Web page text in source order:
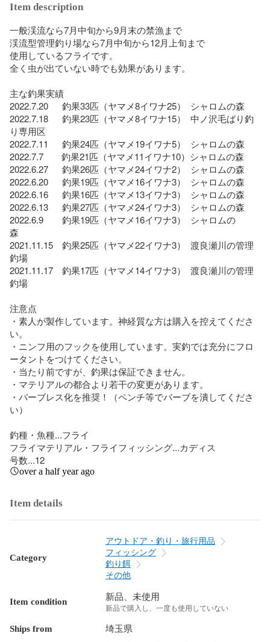
Item description
一般渓流なら7月中旬から9月末の禁漁まで
渓流型管理釣り場なら7月中旬から12月上旬まで
使用しているフライです。
全く虫が出ていない時でも効果があります。
主な釣果実績
2022.7.20　  釣果33匹（ヤマメ8イワナ25）  シャロムの森
2022.7.18　  釣果23匹（ヤマメ8イワナ15）  中ノ沢毛ばり釣
り専用区
2022.7.11 　 釣果24匹（ヤマメ19イワナ5）  シャロムの森
2022.7.7　　釣果21匹（ヤマメ11イワナ10）シャロムの森
2022.6.27　  釣果26匹（ヤマメ24イワナ2）  シャロムの森
2022.6.20　  釣果19匹（ヤマメ16イワナ3）  シャロムの森
2022.6.16　  釣果16匹（ヤマメ13イワナ3）  シャロムの森
2022.6.13  　釣果27匹（ヤマメ24イワナ3）  シャロムの森
2022.6.9　    釣果19匹（ヤマメ16イワナ3）  シャロムの
森
2021.11.15　釣果25匹（ヤマメ22イワナ3）  渡良瀬川の管理
釣場
2021.11.17　釣果17匹（ヤマメ14イワナ3）  渡良瀬川の管理
釣場
注意点
・素人が製作しています。神経質な方は購入を控えてくださ
い。
・ニンフ用のフックを使用しています。実釣では充分にフロ
ータントをつけてください。
・当たり前ですが、釣果は保証できません。
・マテリアルの都合より若干の変更があります。
・バーブレス化を推奨！（ペンチ等でバーブを潰してくださ
い）
釣種・魚種...フライ
フライマテリアル・フライフィッシング...カディス
号数...12
over a half year ago
Item details
Category
アウトドア・釣り・旅行用品
フィッシング
釣り餌
その他
Item condition 新品、未使用
新品で購入し、一度も使用していない
Ships from 埼玉県